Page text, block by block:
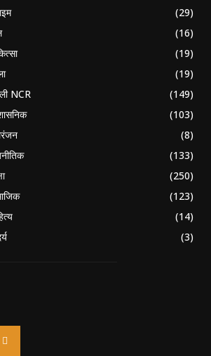
(29)
(16)
(19)
(19)
NCR
(149)
(103)
(8)
(133)
(250)
(123)
(14)
(3)